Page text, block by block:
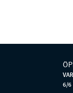
6/6